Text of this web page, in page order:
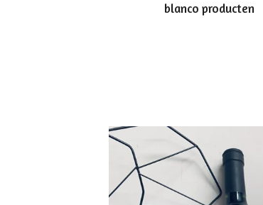
blanco producten